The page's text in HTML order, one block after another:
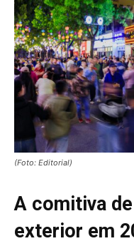
(Foto: Editorial)
A comitiva
exterior em